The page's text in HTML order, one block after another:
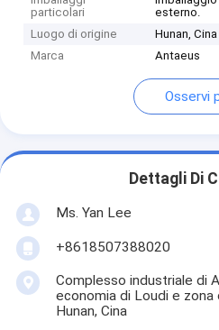
particolari
esterno.
Luogo di origine
Hunan, Cina
Marca
Antaeus
Osservi
Dettagli Di
Ms. Yan Lee
+8618507388020
Complesso industriale di
economia di Loudi e
Hunan, Cina